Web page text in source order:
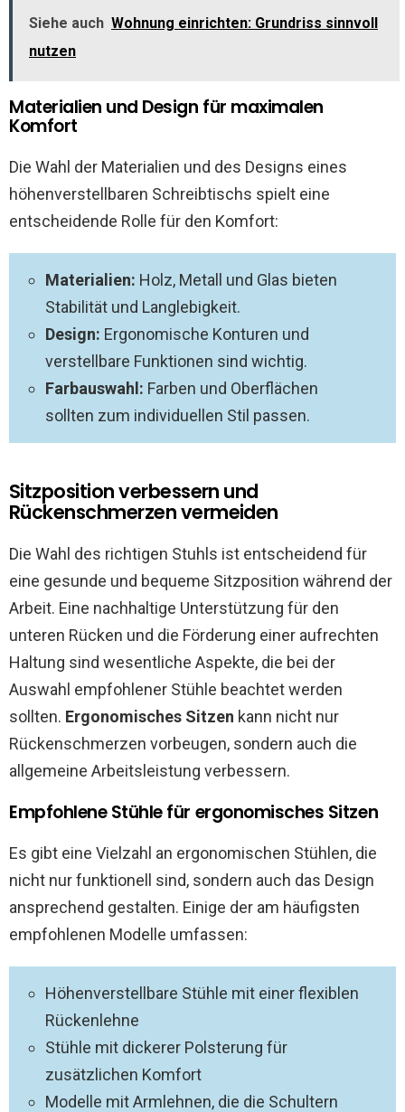
Siehe auch Wohnung einrichten: Grundriss sinnvoll
nutzen
Materialien und Design für maximalen
Komfort
Die Wahl der Materialien und des Designs eines
höhenverstellbaren Schreibtischs spielt eine
entscheidende Rolle für den Komfort:
Materialien: Holz, Metall und Glas bieten
Stabilität und Langlebigkeit.
Design: Ergonomische Konturen und
verstellbare Funktionen sind wichtig.
Farbauswahl: Farben und Oberflächen
sollten zum individuellen Stil passen.
Sitzposition verbessern und
Rückenschmerzen vermeiden
Die Wahl des richtigen Stuhls ist entscheidend für
eine gesunde und bequeme Sitzposition während der
Arbeit. Eine nachhaltige Unterstützung für den
unteren Rücken und die Förderung einer aufrechten
Haltung sind wesentliche Aspekte, die bei der
Auswahl empfohlener Stühle beachtet werden
sollten. Ergonomisches Sitzen kann nicht nur
Rückenschmerzen vorbeugen, sondern auch die
allgemeine Arbeitsleistung verbessern.
Empfohlene Stühle für ergonomisches Sitzen
Es gibt eine Vielzahl an ergonomischen Stühlen, die
nicht nur funktionell sind, sondern auch das Design
ansprechend gestalten. Einige der am häufigsten
empfohlenen Modelle umfassen:
Höhenverstellbare Stühle mit einer flexiblen
Rückenlehne
Stühle mit dickerer Polsterung für
zusätzlichen Komfort
Modelle mit Armlehnen, die die Schultern